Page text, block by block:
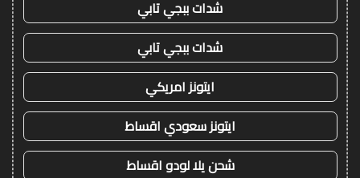
شدات ببجي تابي
شدات ببجي تابي
ايتونز امريكي
ايتونز سعودي اقساط
شحن يلا لودو اقساط